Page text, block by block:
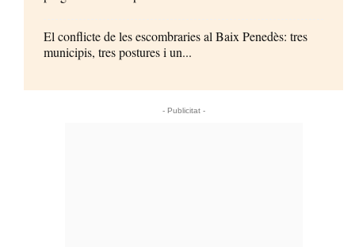
El conflicte de les escombraries al Baix Penedès: tres
municipis, tres postures i un...
- Publicitat -